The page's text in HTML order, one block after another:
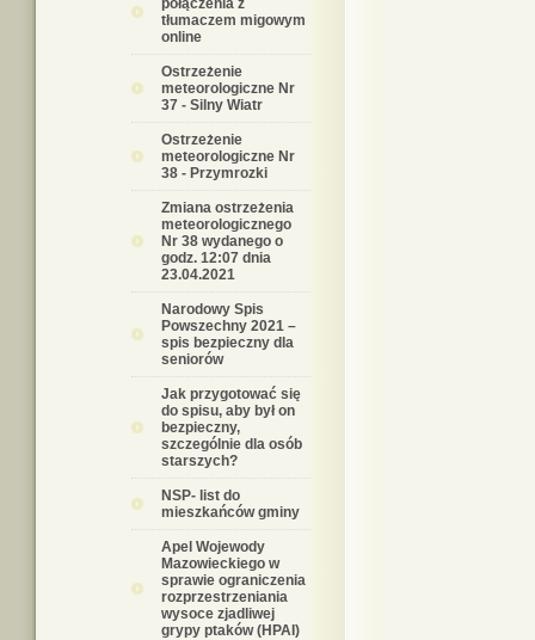
połączenia z
tłumaczem migowym
online
Ostrzeżenie
meteorologiczne Nr
37 - Silny Wiatr
Ostrzeżenie
meteorologiczne Nr
38 - Przymrozki
Zmiana ostrzeżenia
meteorologicznego
Nr 38 wydanego o
godz. 12:07 dnia
23.04.2021
Narodowy Spis
Powszechny 2021 –
spis bezpieczny dla
seniorów
Jak przygotować się
do spisu, aby był on
bezpieczny,
szczególnie dla osób
starszych?
NSP- list do
mieszkańców gminy
Apel Wojewody
Mazowieckiego w
sprawie ograniczenia
rozprzestrzeniania
wysoce zjadliwej
grypy ptaków (HPAI)